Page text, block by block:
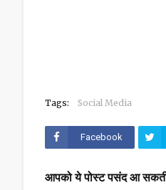
Tags: Social Media
Facebook
आपको ये पोस्ट पसंद आ